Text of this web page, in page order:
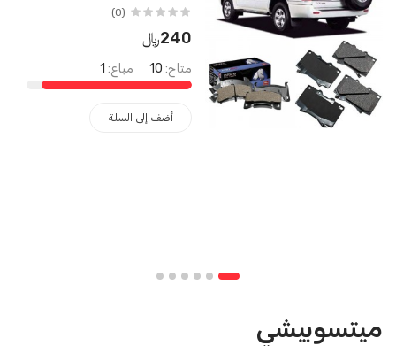
(0)
240﷼
متاح: 10 مباع: 1
أضف إلى السلة
ميتسوبيشي